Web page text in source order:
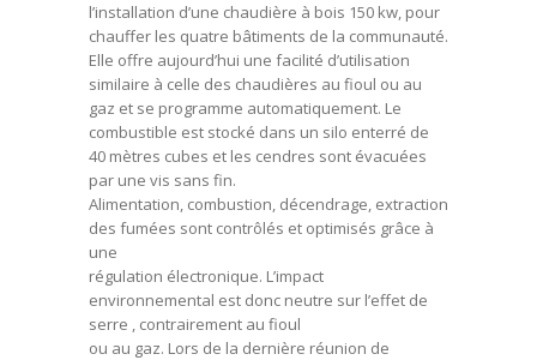
l’installation d’une chaudière à bois 150 kw, pour
chauffer les quatre bâtiments de la communauté.
Elle offre aujourd’hui une facilité d’utilisation
similaire à celle des chaudières au fioul ou au
gaz et se programme automatiquement. Le
combustible est stocké dans un silo enterré de
40 mètres cubes et les cendres sont évacuées
par une vis sans fin.
Alimentation, combustion, décendrage, extraction
des fumées sont contrôlés et optimisés grâce à
une
régulation électronique. L’impact
environnemental est donc neutre sur l’effet de
serre , contrairement au fioul
ou au gaz. Lors de la dernière réunion de